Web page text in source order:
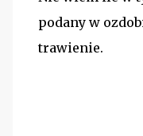
podany w
trawienie.